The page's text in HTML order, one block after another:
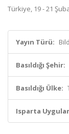
Türkiye, 19 - 21
Yayın Türü:
Basıldığı Şehir:
Basıldığı Ülke:
Isparta